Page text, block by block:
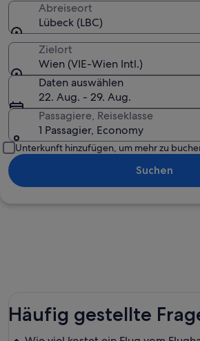
Abreiseort
Lübeck (LBC)
Zielort
Wien (VIE-Wien Intl.)
Daten auswählen
22. Aug. - 29. Aug.
Passagiere, Reiseklasse
1 Passagier, Economy
Unterkunft hinzufügen, um mehr zu
Suchen
Häufig gestellte